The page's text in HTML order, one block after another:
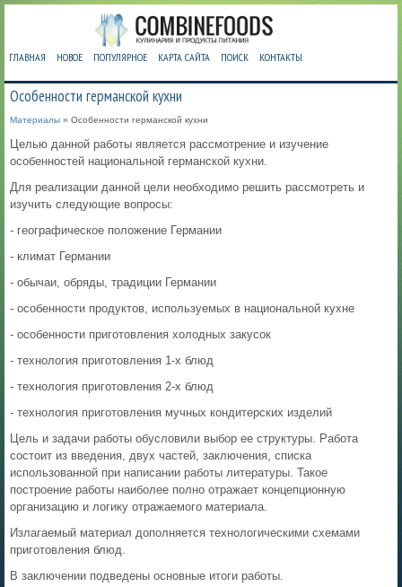
ГЛАВНАЯ НОВОЕ ПОПУЛЯРНОЕ КАРТА САЙТА ПОИСК КОНТАКТЫ
Особенности германской кухни
Материалы » Особенности германской кухни
Целью данной работы является рассмотрение и изучение
особенностей национальной германской кухни.
Для реализации данной цели необходимо решить рассмотреть и
изучить следующие вопросы:
- географическое положение Германии
- климат Германии
- обычаи, обряды, традиции Германии
- особенности продуктов, используемых в национальной кухне
- особенности приготовления холодных закусок
- технология приготовления 1-х блюд
- технология приготовления 2-х блюд
- технология приготовления мучных кондитерских изделий
Цель и задачи работы обусловили выбор ее структуры. Работа
состоит из введения, двух частей, заключения, списка
использованной при написании работы литературы. Такое
построение работы наиболее полно отражает концепционную
организацию и логику отражаемого материала.
Излагаемый материал дополняется технологическими схемами
приготовления блюд.
В заключении подведены основные итоги работы.